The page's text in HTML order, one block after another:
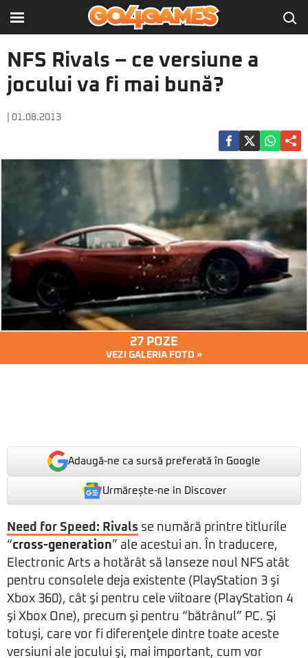
NFS Rivals – ce versiune a
jocului va fi mai bună?
| 01.08.2013
27 POZE
VEZI GALERIA FOTO »
Adaugă-ne ca sursă preferată în Google
Urmărește-ne in Discover
Need for Speed: Rivals se numără printre titlurile
“cross-generation” ale acestui an. În traducere,
Electronic Arts a hotărât să lanseze noul NFS atât
pentru consolele deja existente (PlayStation 3 şi
Xbox 360), cât şi pentru cele viitoare (PlayStation 4
şi Xbox One), precum şi pentru “bătrânul” PC. Şi
totuşi, care vor fi diferenţele dintre toate aceste
versiuni ale jocului şi, mai important, cum vor